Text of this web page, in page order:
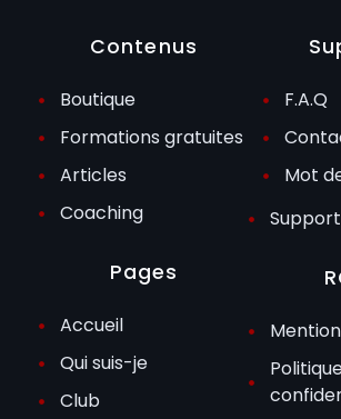
Contenus
Boutique
Formations gratuites
Articles
Coaching
Pages
Accueil
Qui suis-je
Club
F.A.Q
Mot